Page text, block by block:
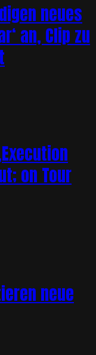
neues
an, Clip zu
on Tour
neue